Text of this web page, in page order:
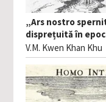
„Ars nostro
disprețuită în
V.M. Kwen Khan Khu